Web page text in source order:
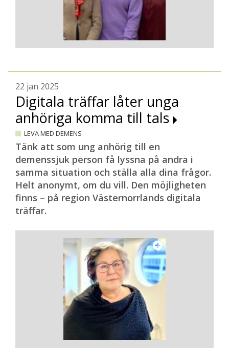
22 jan 2025
Digitala träffar låter unga
anhöriga komma till tals
LEVA MED DEMENS
Tänk att som ung anhörig till en
demenssjuk person få lyssna på andra i
samma situation och ställa alla dina frågor.
Helt anonymt, om du vill. Den möjligheten
finns – på region Västernorrlands digitala
träffar.